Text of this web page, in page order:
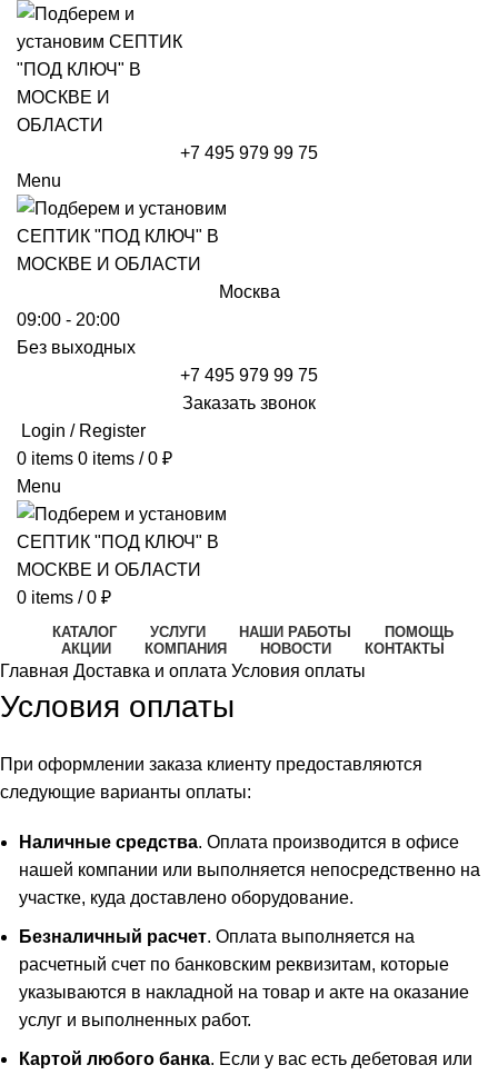
+7 495 979 99 75
Menu
Москва
09:00 - 20:00
Без выходных
+7 495 979 99 75
Заказать звонок
Login / Register
0 items 0 items / 0 ₽
Menu
0 items / 0 ₽
КАТАЛОГ УСЛУГИ НАШИ РАБОТЫ
ПОМОЩЬ
АКЦИИ
КОМПАНИЯ НОВОСТИ КОНТАКТЫ
Главная Доставка и оплата Условия оплаты
Условия оплаты
При оформлении заказа клиенту предоставляются
следующие варианты оплаты:
Наличные средства. Оплата производится в офисе
нашей компании или выполняется непосредственно на
участке, куда доставлено оборудование.
Безналичный расчет. Оплата выполняется на
расчетный счет по банковским реквизитам, которые
указываются в накладной на товар и акте на оказание
услуг и выполненных работ.
Картой любого банка. Если у вас есть дебетовая или